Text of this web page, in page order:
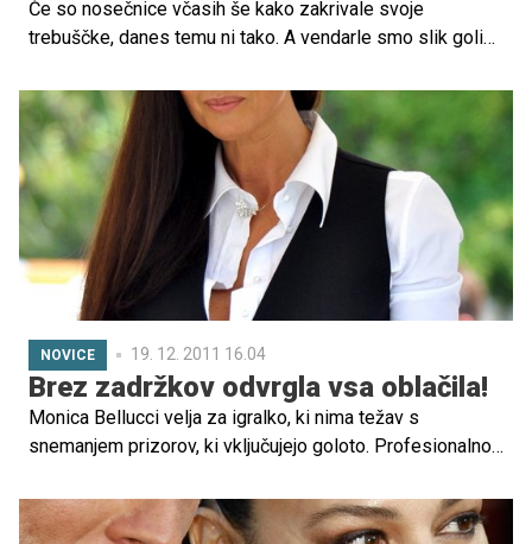
Če so nosečnice včasih še kako zakrivale svoje
trebuščke, danes temu ni tako. A vendarle smo slik golih
mesec pred predvidenim datumom poroda, pokazala tudi
Sandra Auer.
NOVICE 19. 12. 2011 16.04
Brez zadržkov odvrgla vsa oblačila!
Monica Bellucci velja za igralko, ki nima težav s
snemanjem prizorov, ki vključujejo goloto. Profesionalno,
odlično opravila samo dober mesec po porod.